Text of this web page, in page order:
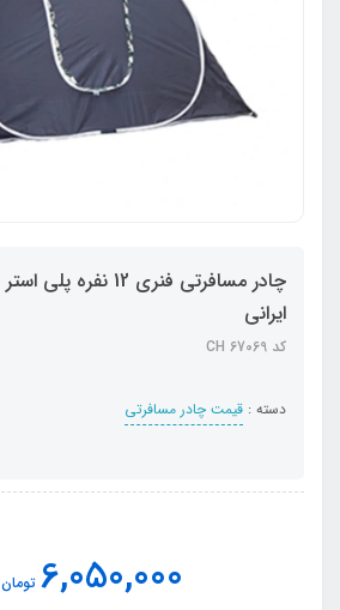
چادر مسافرتی فنری 12 نفره پلی استر
ایرانی
کد CH 67069
دسته : قیمت چادر مسافرتی
6,050,000 تومان